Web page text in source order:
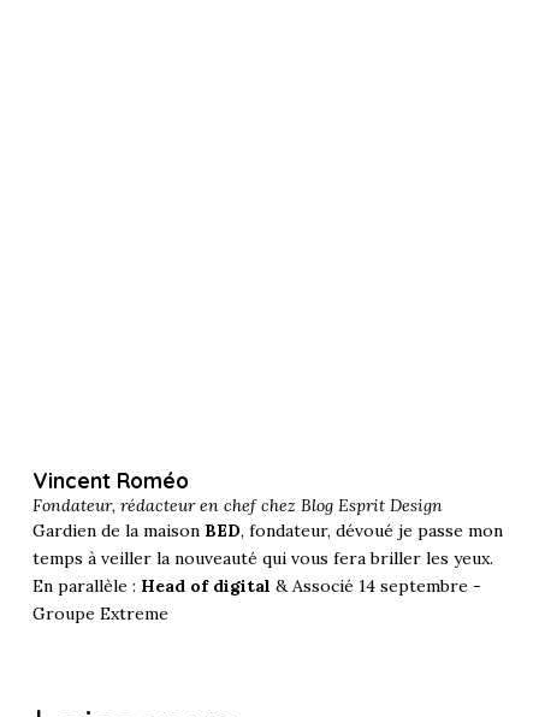
Vincent Roméo
Fondateur, rédacteur en chef chez Blog Esprit Design
Gardien de la maison BED, fondateur, dévoué je passe mon
temps à veiller la nouveauté qui vous fera briller les yeux.
En parallèle : Head of digital & Associé 14 septembre -
Groupe Extreme